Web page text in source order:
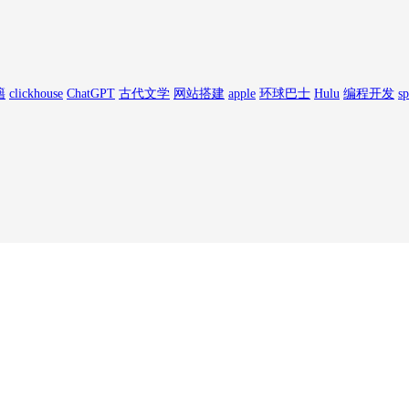
clickhouse ChatGPT 古代文学 网站搭建 apple 环球巴士 Hulu 编程开发